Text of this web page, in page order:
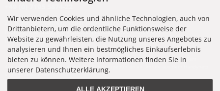
Zu laufenden Aufträgen oder Fragen allgemein:
Montag, Dienstag, Donnerstag, Freitag: 10:00 - 16:00 Uhr
Mittwoch: 10:00 - 18:00 Uhr
* Kosten: normaler Ortstarif DE, mit Flatratevertrag natürlich kostenlos. Aus dem
Ausland fallen die jeweils geltenden Auslandsgebühren an. Anrufe aus dem Handynetz
können abweichen.
Wir verwenden Cookies und ähnliche Technologien, auch von
Drittanbietern, um die ordentliche Funktionsweise der
Website zu gewährleisten, die Nutzung unseres Angebotes zu
analysieren und Ihnen ein bestmögliches Einkaufserlebnis
bieten zu können. Weitere Informationen finden Sie in
unserer Datenschutzerklärung.
ALLE AKZEPTIEREN